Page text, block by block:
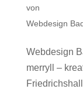
von
Webdesign
Webdesign
merryll –